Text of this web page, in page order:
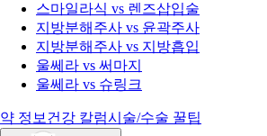
스마일라식 vs 렌즈삽입술
지방분해주사 vs 윤곽주사
지방분해주사 vs 지방흡입
울쎄라 vs 써마지
울쎄라 vs 슈링크
약 정보 건강 칼럼시술/수술 꿀팁